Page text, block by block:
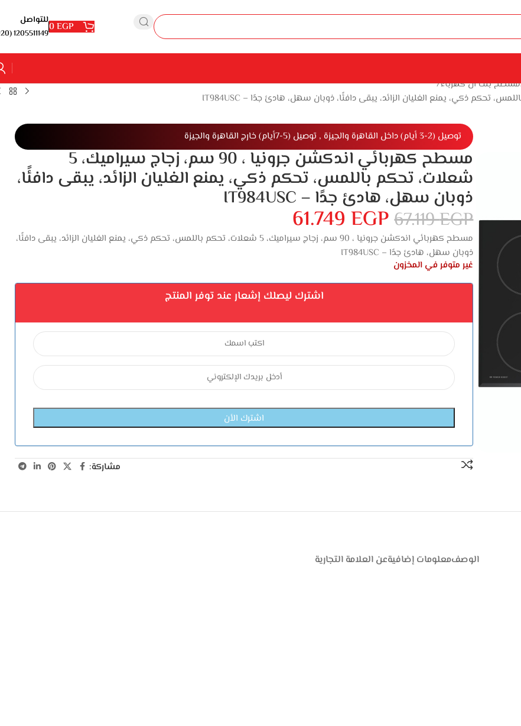
0EGP للتواصل
1205511149 (20+)
مسطح بلت ان كهرباء
توصيل (2-3 أيام) داخل القاهرة والجيزة , توصيل (5-7أيام) خارج القاهرة والجيزة
مسطح كهربائي اندكشن جرونيا ، 90 سم، زجاج سيراميك، 5
شعلات، تحكم باللمس، تحكم ذكي، يمنع الغليان الزائد، يبقى دافئًا،
ذوبان سهل، هادئ جدًا – IT984USC
67.119EGP
61.749EGP
مسطح كهربائي اندكشن جرونيا ، 90 سم، زجاج سيراميك، 5 شعلات، تحكم باللمس، تحكم ذكي، يمنع الغليان الزائد، يبقى دافئًا،
ذوبان سهل، هادئ جدًا – IT984USC
غير متوفر في المخزون
اشترك ليصلك إشعار عند توفر المنتج
مشاركة:
الوصفمعلومات إضافيةعن العلامة التجارية